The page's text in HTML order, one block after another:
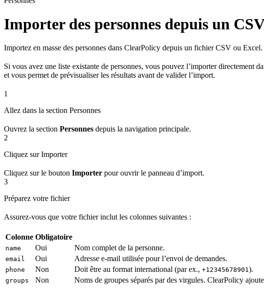
Importer des personnes depuis un
Importez en masse des personnes dans ClearPolicy depuis un fichier CSV ou
Si vous avez une liste existante de personnes, vous pouvez l’importer directement
et vous permet de prévisualiser les résultats avant de valider l’import.
1
Allez dans la section Personnes
Ouvrez la section Personnes depuis la navigation principale.
2
Cliquez sur Importer
Cliquez sur le bouton Importer pour ouvrir le panneau d’import.
3
Préparez votre fichier
Assurez-vous que votre fichier inclut les colonnes suivantes :
Colonne Obligatoire
name Oui Nom complet de la personne.
email Oui Adresse e-mail utilisée pour l’envoi de demandes.
phone Non Doit être au format international (par ex., +12345678901).
groups Non Noms de groupes séparés par des virgules. ClearPolicy